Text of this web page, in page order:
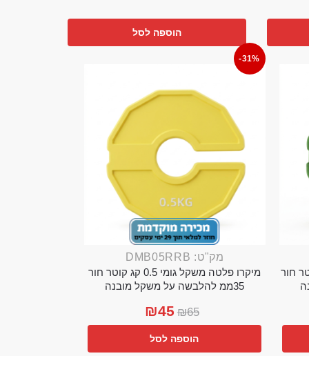
הוספה לסל
0.25 קג קוטר חור
-31%
מק"ט: DMB05RRB
מיקרו פלטה משקל גומי 0.5 קג קוטר חור
35ממ להלבשה על משקל מובנה
₪65
₪45
הוספה לסל